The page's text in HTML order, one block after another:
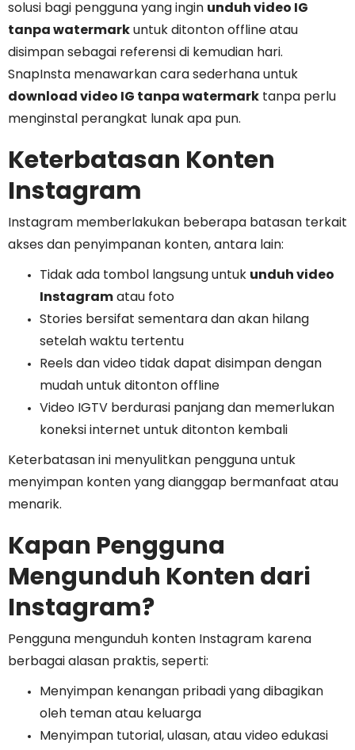
solusi bagi pengguna yang ingin unduh video IG
tanpa watermark untuk ditonton offline atau
disimpan sebagai referensi di kemudian hari.
SnapInsta menawarkan cara sederhana untuk
download video IG tanpa watermark tanpa perlu
menginstal perangkat lunak apa pun.
Keterbatasan Konten
Instagram
Instagram memberlakukan beberapa batasan terkait
akses dan penyimpanan konten, antara lain:
Tidak ada tombol langsung untuk unduh video
Instagram atau foto
Stories bersifat sementara dan akan hilang
setelah waktu tertentu
Reels dan video tidak dapat disimpan dengan
mudah untuk ditonton offline
Video IGTV berdurasi panjang dan memerlukan
koneksi internet untuk ditonton kembali
Keterbatasan ini menyulitkan pengguna untuk
menyimpan konten yang dianggap bermanfaat atau
menarik.
Kapan Pengguna
Mengunduh Konten dari
Instagram?
Pengguna mengunduh konten Instagram karena
berbagai alasan praktis, seperti:
Menyimpan kenangan pribadi yang dibagikan
oleh teman atau keluarga
Menyimpan tutorial, ulasan, atau video edukasi